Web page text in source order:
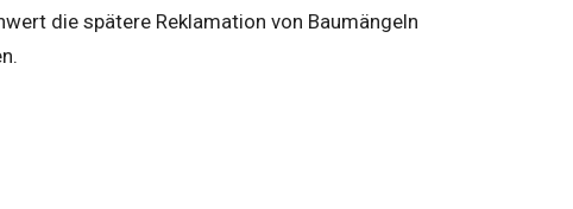
die spätere Reklamation von Baumängeln